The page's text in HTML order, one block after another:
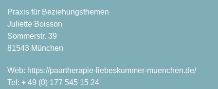
Praxis für Beziehungsthemen
Juliette Boisson
Sommerstr. 39
81543 München
Web: https://paartherapie-liebeskummer-muenchen.de/
Tel: + 49 (0) 177 545 15 24